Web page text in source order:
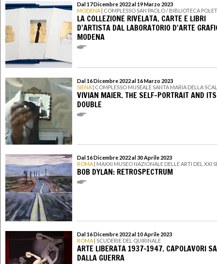
Dal 17 Dicembre 2022 al 19 Marzo 2023
MODENA | COMPLESSO SAN PAOLO / BIBLIOTECA
LA COLLEZIONE RIVELATA. CARTE E LIBRI
D'ARTISTA DAL LABORATORIO D'ARTE
MODENA
Dal 16 Dicembre 2022 al 16 Marzo 2023
SIENA | COMPLESSO MUSEALE SANTA MARIA DELLA
VIVIAN MAIER. THE SELF-PORTRAIT AND ITS
DOUBLE
Dal 16 Dicembre 2022 al 30 Aprile 2023
ROMA | MAXXI MUSEO NAZIONALE DELLE ARTI DEL XXI
BOB DYLAN: RETROSPECTRUM
Dal 16 Dicembre 2022 al 10 Aprile 2023
ROMA | SCUDERIE DEL QUIRINALE
ARTE LIBERATA 1937-1947. CAPOLAVORI
DALLA GUERRA